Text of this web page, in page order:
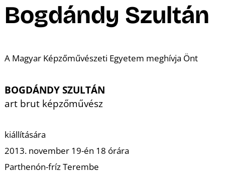
Bogdándy Szultán
A Magyar Képzőművészeti Egyetem meghívja Önt
BOGDÁNDY SZULTÁN
art brut képzőművész
kiállítására
2013. november 19-én 18 órára
Parthenón-fríz Terembe